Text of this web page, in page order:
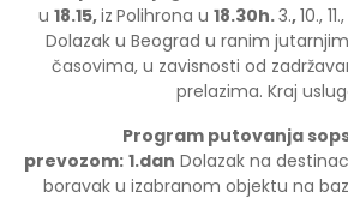
u 18.15,iz Polihrona u 18.30h.3.,10.,
Dolazak u Beograd u ranim
časovima, u zavisnosti od
prelazima. Kraj
Program putovanja
prevozom: 1.dan Dolazak na
boravak u izabranom objektu na